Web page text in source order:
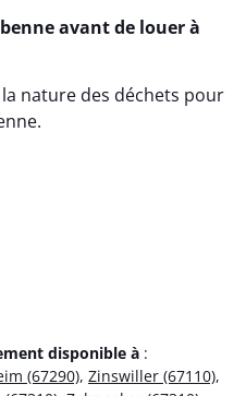
avant de louer à
nature des déchets pour
disponible à :
(67290), Zinswiller (67110),